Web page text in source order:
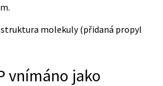
molekuly (přidaná propyl
vnímáno jako